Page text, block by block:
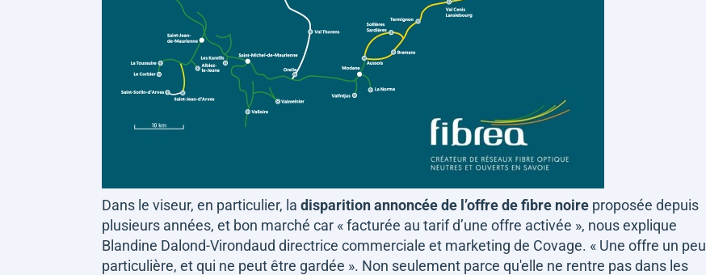
Dans le viseur, en particulier, la disparition annoncée de l’offre de fibre noire proposée depuis
plusieurs années, et bon marché car « facturée au tarif d’une offre activée », nous explique
Blandine Dalond-Virondaud directrice commerciale et marketing de Covage. « Une offre un peu
particulière, et qui ne peut être gardée ». Non seulement parce qu'elle ne rentre pas dans les